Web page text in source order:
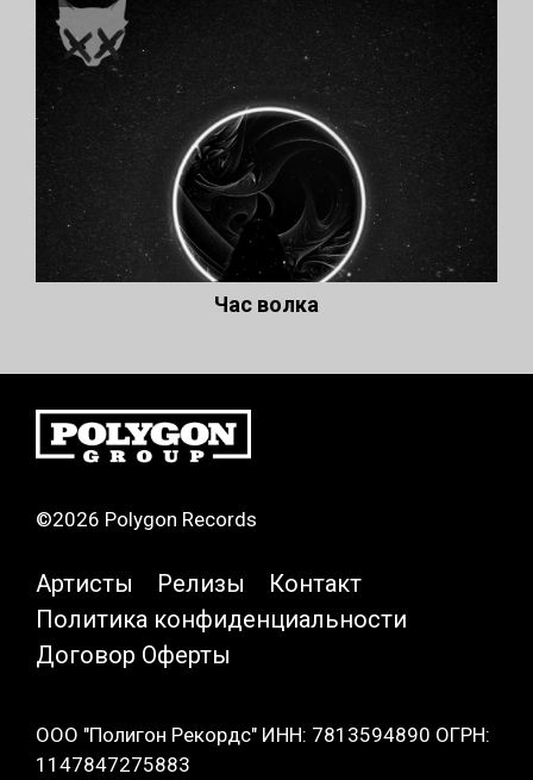
Час волка
©2026 Polygon Records
Артисты Релизы
Контакт
Политика конфиденциальности
Договор Оферты
ООО "Полигон Рекордс" ИНН: 7813594890 ОГРН:
1147847275883